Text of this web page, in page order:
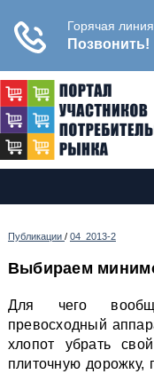
Публикации / 04_2013-2
Выбираем
Для чего
превосходный
хлопот убрать
плиточную